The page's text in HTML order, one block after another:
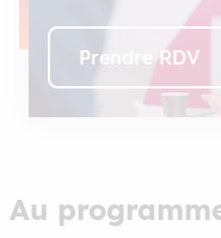
Prendre RDV
Au